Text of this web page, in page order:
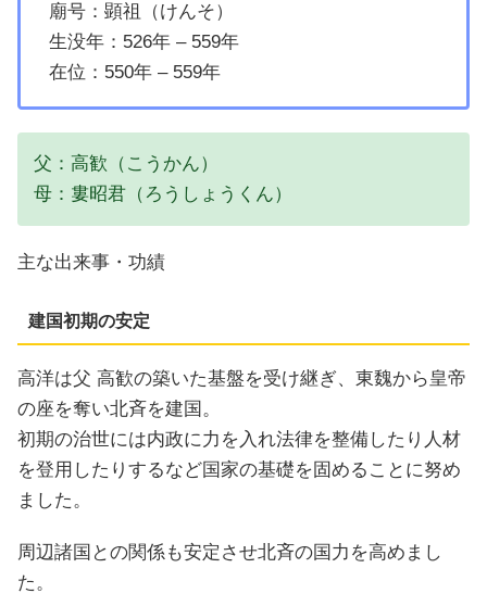
廟号：顕祖（けんそ）
生没年：526年 – 559年
在位：550年 – 559年
父：高歓（こうかん）
母：婁昭君（ろうしょうくん）
主な出来事・功績
建国初期の安定
高洋は父 高歓の築いた基盤を受け継ぎ、東魏から皇帝
の座を奪い北斉を建国。
初期の治世には内政に力を入れ法律を整備したり人材
を登用したりするなど国家の基礎を固めることに努め
ました。
周辺諸国との関係も安定させ北斉の国力を高めまし
た。